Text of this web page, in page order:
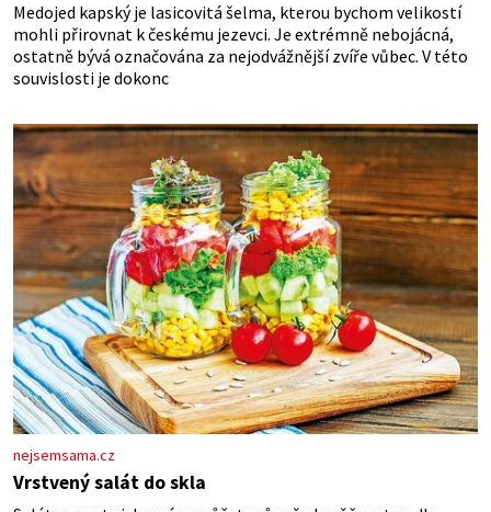
Medojed kapský je lasicovitá šelma, kterou bychom velikostí
mohli přirovnat k českému jezevci. Je extrémně nebojácná,
ostatně bývá označována za nejodvážnější zvíře vůbec. V této
souvislosti je dokonc
nejsemsama.cz
Vrstvený salát do skla